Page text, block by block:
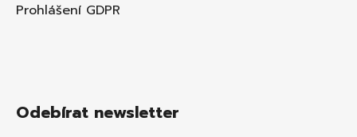
Prohlášení GDPR
Odebírat newsletter